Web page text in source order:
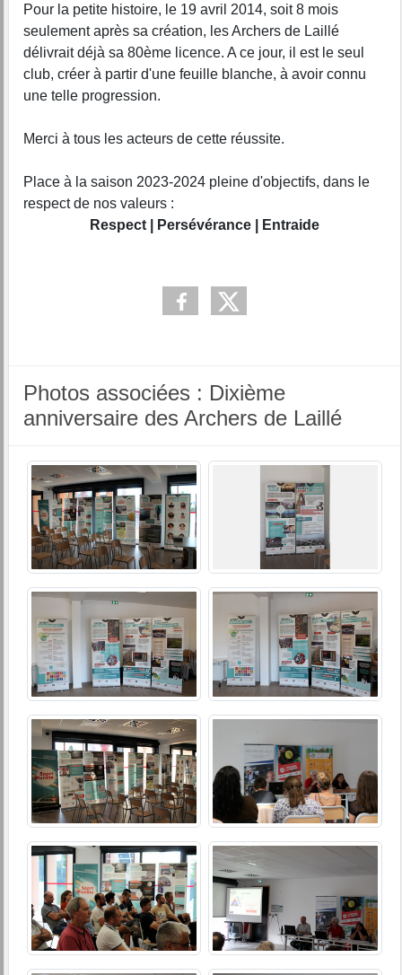
Pour la petite histoire, le 19 avril 2014, soit 8 mois
seulement après sa création, les Archers de Laillé
délivrait déjà sa 80ème licence. A ce jour, il est le seul
club, créer à partir d'une feuille blanche, à avoir connu
une telle progression.
Merci à tous les acteurs de cette réussite.
Place à la saison 2023-2024 pleine d'objectifs, dans le
respect de nos valeurs :
Respect | Persévérance | Entraide
Photos associées : Dixième
anniversaire des Archers de Laillé